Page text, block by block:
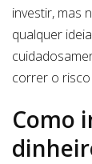
investir, mas
qualquer
correr o
Como